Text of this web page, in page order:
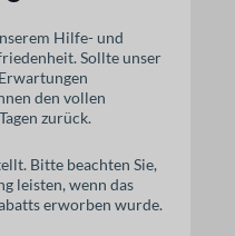
Hilfe- und
Sollte unser
den vollen
zurück.
Bitte beachten Sie,
leisten, wenn das
erworben wurde.